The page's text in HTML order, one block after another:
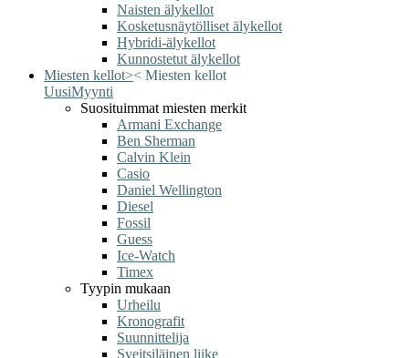
Naisten älykellot
Kosketusnäytölliset älykellot
Hybridi-älykellot
Kunnostetut älykellot
Miesten kellot>< Miesten kellot
UusiMyynti
Suosituimmat miesten merkit
Armani Exchange
Ben Sherman
Calvin Klein
Casio
Daniel Wellington
Diesel
Fossil
Guess
Ice-Watch
Timex
Tyypin mukaan
Urheilu
Kronografit
Suunnittelija
Sveitsiläinen liike